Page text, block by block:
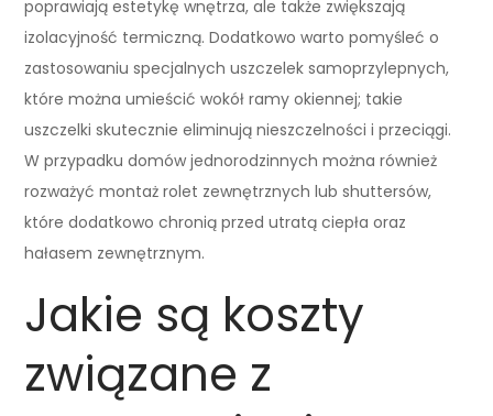
poprawiają estetykę wnętrza, ale także zwiększają
izolacyjność termiczną. Dodatkowo warto pomyśleć o
zastosowaniu specjalnych uszczelek samoprzylepnych,
które można umieścić wokół ramy okiennej; takie
uszczelki skutecznie eliminują nieszczelności i przeciągi.
W przypadku domów jednorodzinnych można również
rozważyć montaż rolet zewnętrznych lub shuttersów,
które dodatkowo chronią przed utratą ciepła oraz
hałasem zewnętrznym.
Jakie są koszty
związane z